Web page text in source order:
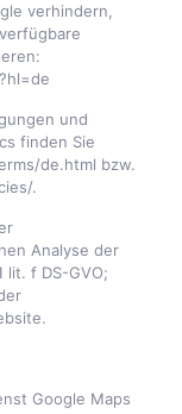
verhindern,
und
finden Sie
de.html bzw.
.
Analyse der
lit. f DS-GVO;
Google Maps